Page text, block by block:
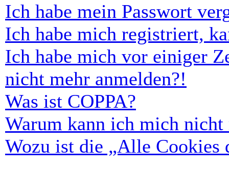
Ich habe mein Passwort
Ich habe mich registriert,
Ich habe mich vor einiger
nicht mehr anmelden?!
Was ist COPPA?
Warum kann ich mich nicht
Wozu ist die „Alle Cookies